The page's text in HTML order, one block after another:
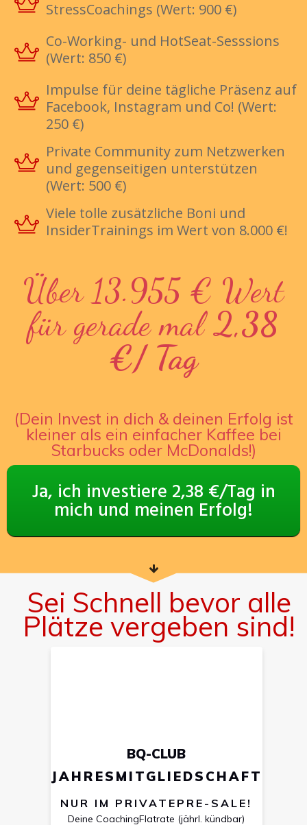
StressCoachings (Wert: 900 €)
Co-Working- und HotSeat-Sesssions
(Wert: 850 €)
Impulse für deine tägliche Präsenz auf
Facebook, Instagram und Co! (Wert:
250 €)
Private Community zum Netzwerken
und gegenseitigen unterstützen
(Wert: 500 €)
Viele tolle zusätzliche Boni und
InsiderTrainings im Wert von 8.000 €!
Über 13.955 € Wert
für gerade mal2,38
€/ Tag
(Dein Invest in dich & deinen Erfolg ist
kleiner als ein einfacher Kaffee bei
Starbucks oder McDonalds!)
Ja, ich investiere 2,38 €/Tag in
mich und meinen Erfolg!
Sei Schnell bevor alle
Plätze vergeben sind!
BQ-CLUB
JAHRESMITGLIEDSCHAFT
NUR IM PRIVATEPRE-SALE!
Deine CoachingFlatrate (jährl. kündbar)